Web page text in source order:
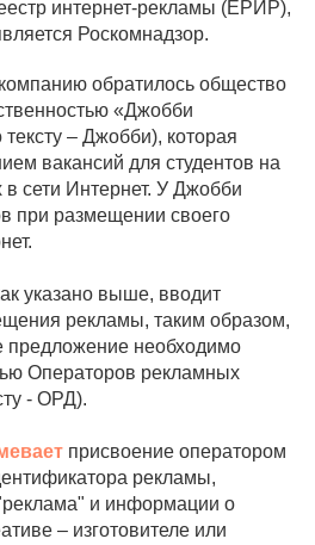
интернет-рекламы (ЕРИР),
Роскомнадзор.
обратилось общество
«Джобби
– Джобби), которая
вакансий для студентов на
сети Интернет. У Джобби
при размещении своего
указано выше, вводит
рекламы, таким образом,
предложение необходимо
Операторов рекламных
- ОРД).
присвоение оператором
рекламы,
и информации о
– изготовителе или